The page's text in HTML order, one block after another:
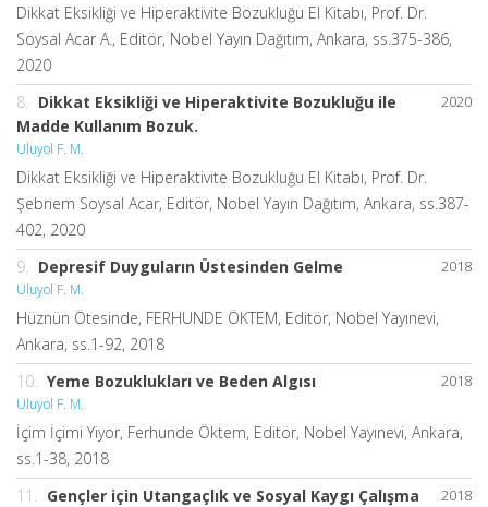
Dikkat Eksikliği ve Hiperaktivite Bozukluğu El Kitabı, Prof. Dr.
Soysal Acar A., Editör, Nobel Yayın Dağıtım, Ankara, ss.375-386,
2020
2020
8.
Dikkat Eksikliği ve Hiperaktivite Bozukluğu ile
Madde Kullanım Bozuk.
Uluyol F. M.
Dikkat Eksikliği ve Hiperaktivite Bozukluğu El Kitabı, Prof. Dr.
Şebnem Soysal Acar, Editör, Nobel Yayın Dağıtım, Ankara, ss.387-
402, 2020
2018
9. Depresif Duyguların Üstesinden Gelme
Uluyol F. M.
Hüznün Ötesinde, FERHUNDE ÖKTEM, Editör, Nobel Yayınevi,
Ankara, ss.1-92, 2018
2018
10. Yeme Bozuklukları ve Beden Algısı
Uluyol F. M.
İçim İçimi Yiyor, Ferhunde Öktem, Editör, Nobel Yayınevi, Ankara,
ss.1-38, 2018
2018
11.
Gençler için Utangaçlık ve Sosyal Kaygı Çalışma